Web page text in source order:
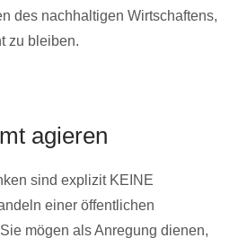
des nachhaltigen Wirtschaftens,
zu bleiben.
agieren
sind explizit KEINE
einer öffentlichen
mögen als Anregung dienen,